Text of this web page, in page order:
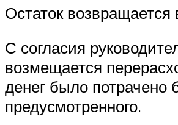
Остаток возвращается
С согласия
возмещается
денег было потрачено
предусмотренного.